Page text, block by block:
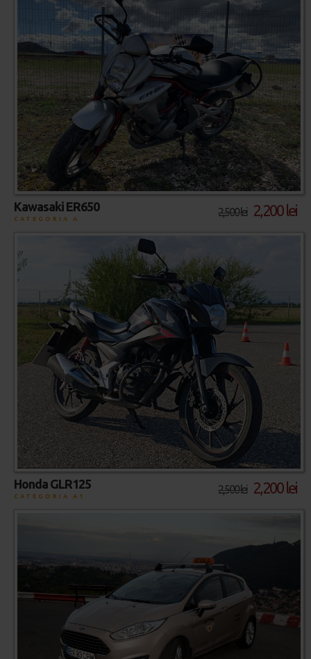
2,500 lei 2,200 lei
Kawasaki ER650
CATEGORIA A
2,500 lei 2,200 lei
Honda GLR125
CATEGORIA A1